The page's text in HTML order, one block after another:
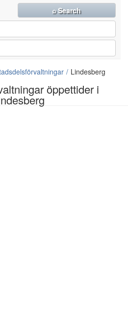
öppettider i
⌕ Search
Lindesberg